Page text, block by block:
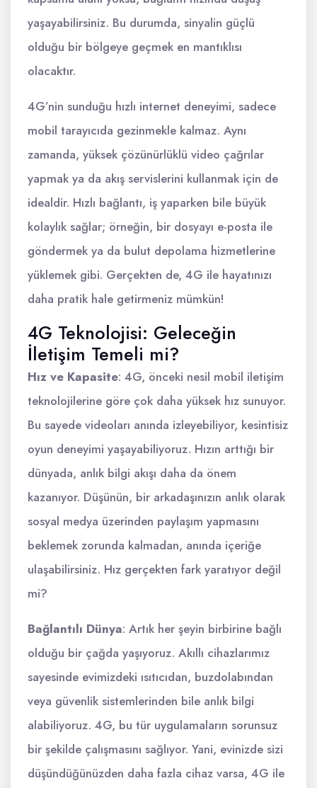
yaşayabilirsiniz. Bu durumda, sinyalin güçlü
olduğu bir bölgeye geçmek en mantıklısı
olacaktır.
4G’nin sunduğu hızlı internet deneyimi, sadece
mobil tarayıcıda gezinmekle kalmaz. Aynı
zamanda, yüksek çözünürlüklü video çağrılar
yapmak ya da akış servislerini kullanmak için de
idealdir. Hızlı bağlantı, iş yaparken bile büyük
kolaylık sağlar; örneğin, bir dosyayı e-posta ile
göndermek ya da bulut depolama hizmetlerine
yüklemek gibi. Gerçekten de, 4G ile hayatınızı
daha pratik hale getirmeniz mümkün!
4G Teknolojisi: Geleceğin
İletişim Temeli mi?
Hız ve Kapasite: 4G, önceki nesil mobil iletişim
teknolojilerine göre çok daha yüksek hız sunuyor.
Bu sayede videoları anında izleyebiliyor, kesintisiz
oyun deneyimi yaşayabiliyoruz. Hızın arttığı bir
dünyada, anlık bilgi akışı daha da önem
kazanıyor. Düşünün, bir arkadaşınızın anlık olarak
sosyal medya üzerinden paylaşım yapmasını
beklemek zorunda kalmadan, anında içeriğe
ulaşabilirsiniz. Hız gerçekten fark yaratıyor değil
mi?
Bağlantılı Dünya: Artık her şeyin birbirine bağlı
olduğu bir çağda yaşıyoruz. Akıllı cihazlarımız
sayesinde evimizdeki ısıtıcıdan, buzdolabından
veya güvenlik sistemlerinden bile anlık bilgi
alabiliyoruz. 4G, bu tür uygulamaların sorunsuz
bir şekilde çalışmasını sağlıyor. Yani, evinizde sizi
düşündüğünüzden daha fazla cihaz varsa, 4G ile